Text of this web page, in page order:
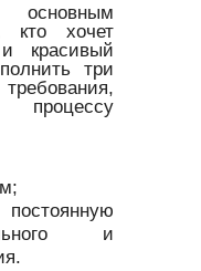
кто хочет
красивый
три
постоянную
и